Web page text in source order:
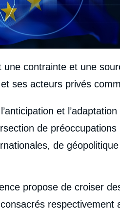
contrainte et une
ses acteurs privés
et
de préoccupations
de
propose de croiser
respectivement